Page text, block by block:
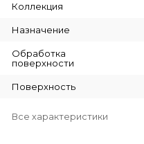
Коллекция
Назначение
Обработка
поверхности
Поверхность
Все характеристики